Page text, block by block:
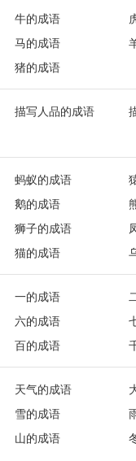
牛的成语
马的成语
猪的成语
描写人品的成语
蚂蚁的成语
鹅的成语
狮子的成语
猫的成语
一的成语
六的成语
百的成语
天气的成语
雪的成语
山的成语